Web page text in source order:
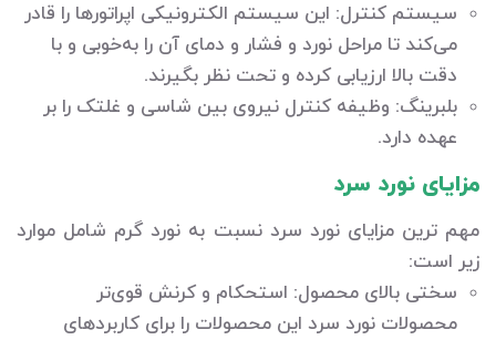
سیستم کنترل: این سیستم الکترونیکی اپراتورها را قادر
می‌کند تا مراحل نورد و فشار و دمای آن را به‌خوبی و با
دقت بالا ارزیابی کرده و تحت نظر بگیرند.
بلبرینگ: وظیفه کنترل نیروی بین شاسی و غلتک را بر
عهده دارد.
مزایای نورد سرد
مهم ترین مزایای نورد سرد نسبت به نورد گرم شامل موارد
زیر است:
سختی بالای محصول: استحکام و کرنش قوی‌تر
محصولات نورد سرد این محصولات را برای کاربردهای